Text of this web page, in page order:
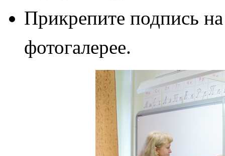
Прикрепите подпись
фотогалерее.